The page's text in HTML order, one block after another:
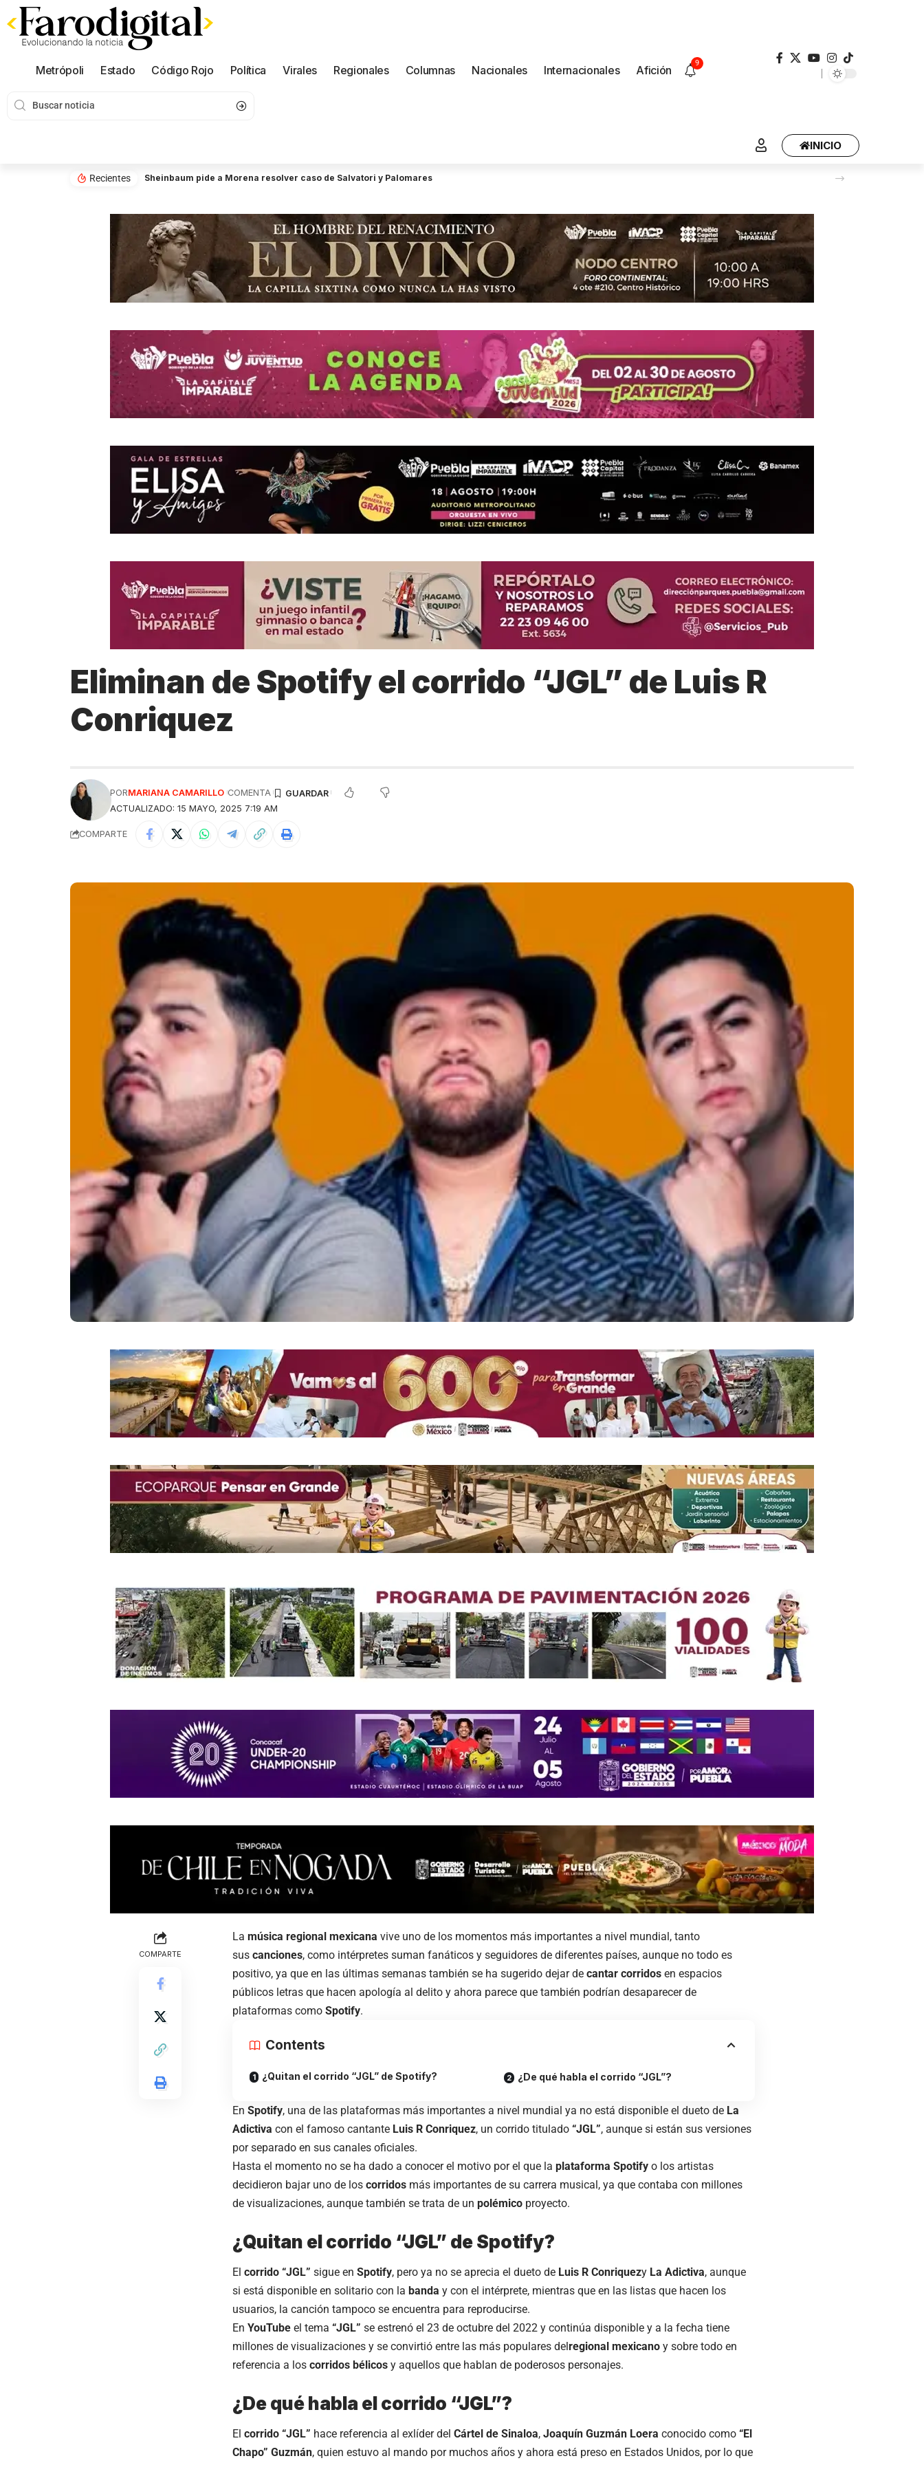
Metrópoli Estado Código Rojo Política Virales Regionales Columnas Nacionales Internacionales Afición
9
INICIO
Recientes Sheinbaum pide a Morena resolver caso de Salvatori y Palomares
Eliminan de Spotify el corrido “JGL” de Luis R
Conriquez
ACTUALIZADO: 15 MAYO, 2025 7:19 AM
PORMARIANA CAMARILLO COMENTA
COMPARTE
COMPARTE
La música regional mexicana vive uno de los momentos más importantes a nivel mundial, tanto
sus canciones, como intérpretes suman fanáticos y seguidores de diferentes países, aunque no todo es
positivo, ya que en las últimas semanas también se ha sugerido dejar de cantar corridos en espacios
públicos letras que hacen apología al delito y ahora parece que también podrían desaparecer de
plataformas como Spotify.
Contents
¿Quitan el corrido “JGL” de Spotify? ¿De qué habla el corrido “JGL”?
En Spotify, una de las plataformas más importantes a nivel mundial ya no está disponible el dueto de La
Adictiva con el famoso cantante Luis R Conriquez, un corrido titulado “JGL”, aunque si están sus versiones
por separado en sus canales oficiales.
Hasta el momento no se ha dado a conocer el motivo por el que la plataforma Spotify o los artistas
decidieron bajar uno de los corridos más importantes de su carrera musical, ya que contaba con millones
de visualizaciones, aunque también se trata de un polémico proyecto.
¿Quitan el corrido “JGL” de Spotify?
El corrido “JGL” sigue en Spotify, pero ya no se aprecia el dueto de Luis R Conriquezy La Adictiva, aunque
si está disponible en solitario con la banda y con el intérprete, mientras que en las listas que hacen los
usuarios, la canción tampoco se encuentra para reproducirse.
En YouTube el tema “JGL” se estrenó el 23 de octubre del 2022 y continúa disponible y a la fecha tiene
millones de visualizaciones y se convirtió entre las más populares delregional mexicano y sobre todo en
referencia a los corridos bélicos y aquellos que hablan de poderosos personajes.
¿De qué habla el corrido “JGL”?
El corrido “JGL” hace referencia al exlíder del Cártel de Sinaloa, Joaquín Guzmán Loera conocido como “El
Chapo” Guzmán, quien estuvo al mando por muchos años y ahora está preso en Estados Unidos, por lo que